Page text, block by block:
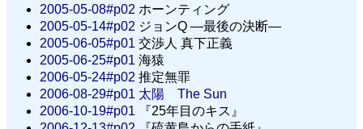
2005-05-08#p02 ホーンティング
2005-05-14#p02 ジョンQ —最後の決断—
2005-06-05#p01 交渉人 真下正義
2005-06-25#p01 海猿
2006-05-24#p02 推定無罪
2006-08-29#p01 太陽 The Sun
2006-10-19#p01 『25年目のキス』